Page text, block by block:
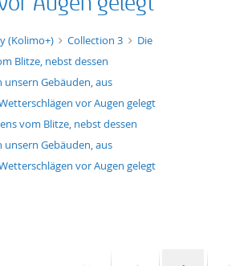
(Kolimo+) Collection 3
Die
Blitze, nebst dessen
Gebäuden, aus
vor Augen gelegt
vom Blitze, nebst dessen
Gebäuden, aus
vor Augen gelegt